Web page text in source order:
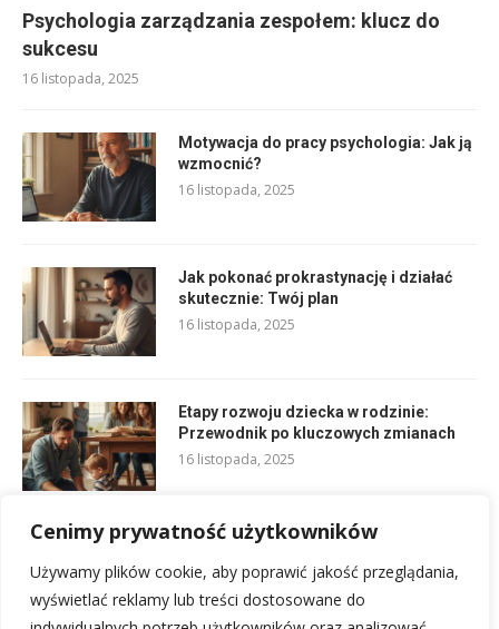
Cenimy prywatność użytkowników
Używamy plików cookie, aby poprawić jakość przeglądania,
wyświetlać reklamy lub treści dostosowane do
Psychologia zarządzania zespołem: klucz do
sukcesu
16 listopada, 2025
Motywacja do pracy psychologia: Jak ją
wzmocnić?
16 listopada, 2025
Jak pokonać prokrastynację i działać
skutecznie: Twój plan
16 listopada, 2025
Etapy rozwoju dziecka w rodzinie:
Przewodnik po kluczowych zmianach
16 listopada, 2025
Jak budować zdrowe relacje w zespole:
klucz do sukcesu
16 listopada, 2025